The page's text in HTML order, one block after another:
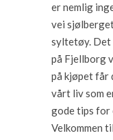
er nemlig
vei
syltetøy. Det
på Fjellborg
på kjøpet får
vårt liv som
gode tips for
Velkommen